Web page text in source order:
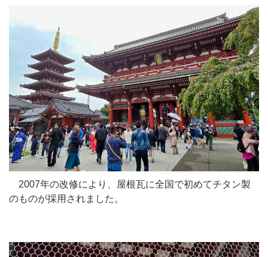
2007年の改修により、屋根瓦に全国で初めてチタン製
のものが採用されました。